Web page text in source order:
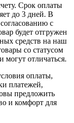
Срок оплаты
до 3 дней. В
с
будет отгружен
средств на наш
со статусом
могут отличаться.
оплаты,
платежей,
предложить
и комфорт для